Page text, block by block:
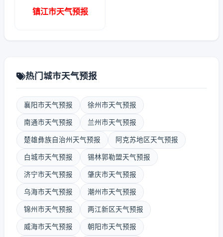
镇江市天气预报
热门城市天气预报
襄阳市天气预报 徐州市天气预报
南通市天气预报 兰州市天气预报
楚雄彝族自治州天气预报 阿克苏地区天气预报
白城市天气预报 锡林郭勒盟天气预报
济宁市天气预报 肇庆市天气预报
乌海市天气预报 潮州市天气预报
锦州市天气预报 两江新区天气预报
威海市天气预报 朝阳市天气预报